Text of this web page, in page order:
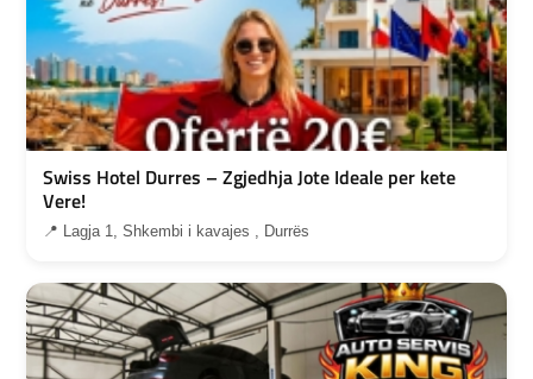
Swiss Hotel Durres – Zgjedhja Jote Ideale per kete
Vere!
📍 Lagja 1, Shkembi i kavajes , Durrës